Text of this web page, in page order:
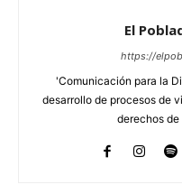
El
https://
'Comunicación para la
desarrollo de procesos de
derechos de